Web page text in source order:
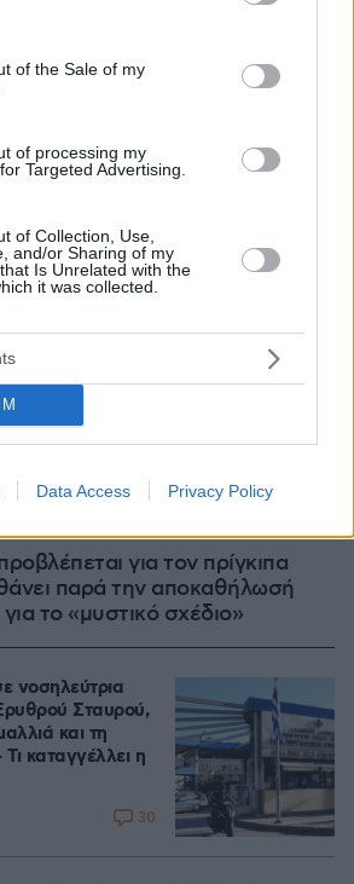
to Google and its third-party tags to
specified purposes in below Google
of the Sale of my
of processing my
Targeted Advertising.
of Collection, Use,
and/or Sharing of my
Is Unrelated with the
it was collected.
Data Access Privacy Policy
για τον πρίγκιπα
παρά την αποκαθήλωσή
το «μυστικό σχέδιο»
νοσηλεύτρια
Σταυρού,
και τη
καταγγέλλει η
30